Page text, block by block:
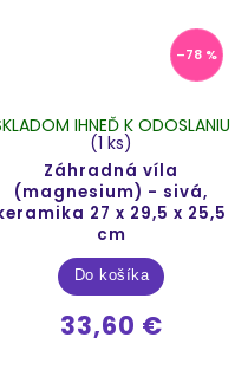
–78 %
Záhradná víla
(magnesium) - sivá,
27 x 29,5 x 25,5
cm
IHNEĎ K ODOSLANIU
(1 ks)
33,60 €
Do košíka